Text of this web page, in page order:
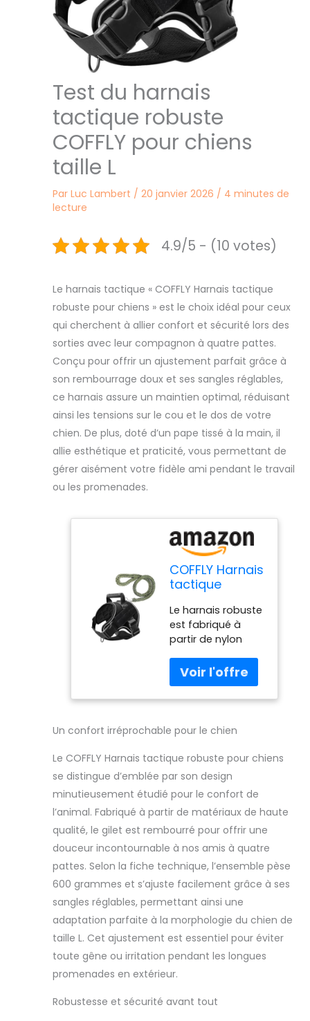
Test du harnais
tactique robuste
COFFLY pour chiens
taille L
Par Luc Lambert / 20 janvier 2026 / 4 minutes de
lecture
4.9/5 - (10 votes)
Le harnais tactique « COFFLY Harnais tactique
robuste pour chiens » est le choix idéal pour ceux
qui cherchent à allier confort et sécurité lors des
sorties avec leur compagnon à quatre pattes.
Conçu pour offrir un ajustement parfait grâce à
son rembourrage doux et ses sangles réglables,
ce harnais assure un maintien optimal, réduisant
ainsi les tensions sur le cou et le dos de votre
chien. De plus, doté d’un pape tissé à la main, il
allie esthétique et praticité, vous permettant de
gérer aisément votre fidèle ami pendant le travail
ou les promenades.
COFFLY Harnais
tactique
chiens - gilet
rembourré
doux et
réglable avec
pape tissé à la
main pour le
travail - Taille L
Le harnais robuste
est fabriqué à
partir de nylon
avec des coutures
robustes et
équipé de deux
triangulaires
robustes Il y a 4
ajusteurs de taille
simples pour le
cou et la poitrine
qui peuvent
également être
facilement ajustés
pour s'adapter
parfaitement à
votre chien. La
poitrine est
équipée de deux
boucles qui
peuvent être
entièrement
ouvertes pour un
port facile avec
sur les deux côtés,
Un confort irréprochable pour le chien
Le COFFLY Harnais tactique robuste pour chiens
se distingue d’emblée par son design
minutieusement étudié pour le confort de
l’animal. Fabriqué à partir de matériaux de haute
qualité, le gilet est rembourré pour offrir une
douceur incontournable à nos amis à quatre
pattes. Selon la fiche technique, l’ensemble pèse
600 grammes et s’ajuste facilement grâce à ses
sangles réglables, permettant ainsi une
adaptation parfaite à la morphologie du chien de
taille L. Cet ajustement est essentiel pour éviter
toute gêne ou irritation pendant les longues
promenades en extérieur.
Robustesse et sécurité avant tout